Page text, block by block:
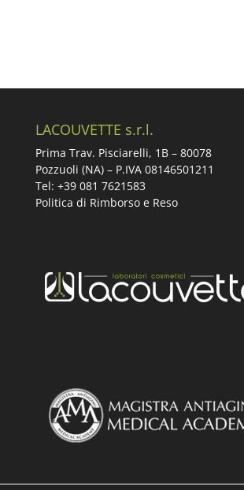
LACOUVETTE s.r.l.
Prima Trav. Pisciarelli, 1B – 80078
Pozzuoli (NA) – P.IVA 08146501211
Tel: +39 081 7621583
Politica di Rimborso e Reso